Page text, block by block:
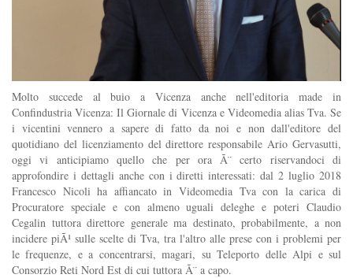
Molto succede al buio a Vicenza anche nell'editoria made in
Confindustria Vicenza: Il Giornale di Vicenza e Videomedia alias Tva. Se
i vicentini vennero a sapere di fatto da noi e non dall'editore del
quotidiano del licenziamento del direttore responsabile Ario Gervasutti,
oggi vi anticipiamo quello che per ora Ã¨ certo riservandoci di
approfondire i dettagli anche con i diretti interessati: dal 2 luglio 2018
Francesco Nicoli ha affiancato in Videomedia Tva con la carica di
Procuratore speciale e con almeno uguali deleghe e poteri Claudio
Cegalin tuttora direttore generale ma destinato, probabilmente, a non
incidere piÃ¹ sulle scelte di Tva, tra l'altro alle prese con i problemi per
le frequenze, e a concentrarsi, magari, su Teleporto delle Alpi e sul
Consorzio Reti Nord Est di cui tuttora Ã¨ a capo.